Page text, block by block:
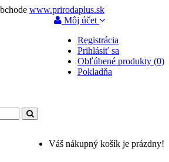
www.prirodaplus.sk
Môj účet
Registrácia
Prihlásiť sa
Obľúbené produkty (0)
Pokladňa
Váš nákupný košík je prázdny!